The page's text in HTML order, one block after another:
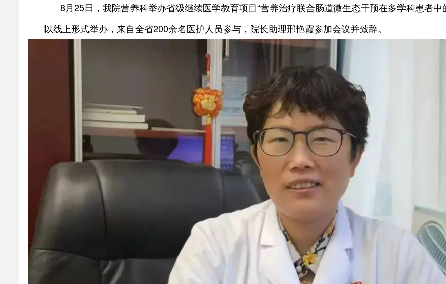
8月25日，我院营养科举办省级继续医学教育项目“营养治疗联合肠道微生态干预在多学科患者
以线上形式举办，来自全省200余名医护人员参与，院长助理邢艳霞参加会议并致辞。